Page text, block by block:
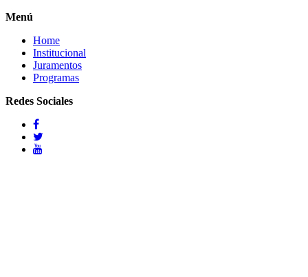
Menú
Home
Institucional
Juramentos
Programas
Redes Sociales